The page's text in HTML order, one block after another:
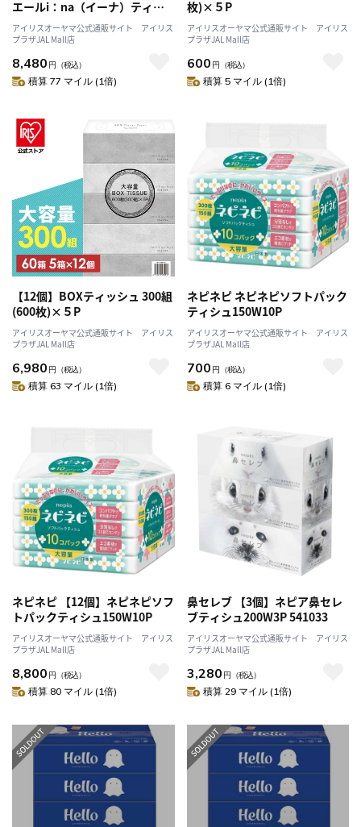
エールi：na（イーナ）ティシ
ューソフトパック150W10P
142480
アイリスオーヤマ公式通販サイト アイリス
プラザJAL Mall店
8,480 円 （税込）
積算 77 マイル (1倍)
枚)×５P
アイリスオーヤマ公式通販サイト アイリス
プラザJAL Mall店
600 円 （税込）
積算 5 マイル (1倍)
【12個】BOXティッシュ 300組
(600枚)×５P
アイリスオーヤマ公式通販サイト アイリス
プラザJAL Mall店
6,980 円 （税込）
積算 63 マイル (1倍)
ネピネピ ネピネピソフトパック
ティシュ150W10P
アイリスオーヤマ公式通販サイト アイリス
プラザJAL Mall店
700 円 （税込）
積算 6 マイル (1倍)
ネピネピ 【12個】ネピネピソフ
トパックティシュ150W10P
アイリスオーヤマ公式通販サイト アイリス
プラザJAL Mall店
8,800 円 （税込）
積算 80 マイル (1倍)
鼻セレブ 【3個】ネピア鼻セレ
ブティシュ200W3P 541033
アイリスオーヤマ公式通販サイト アイリス
プラザJAL Mall店
3,280 円 （税込）
積算 29 マイル (1倍)